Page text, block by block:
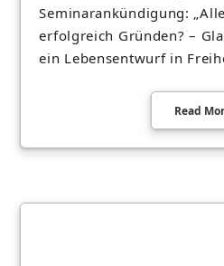
Seminarankündigung:
erfolgreich Gründen? –
ein Lebensentwurf in
Read